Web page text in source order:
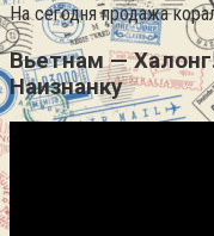
На сегодня продажа
Вьетнам —
Наизнанку